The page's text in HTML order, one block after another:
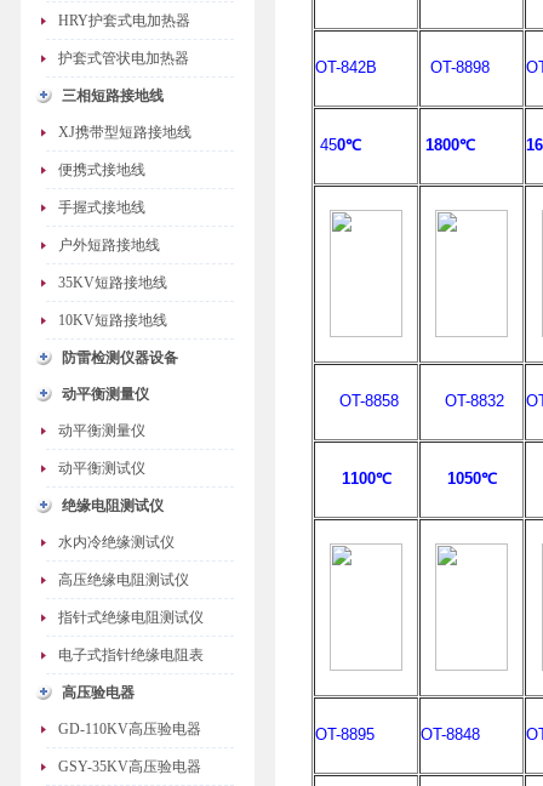
HRY护套式电加热器
护套式管状电加热器
三相短路接地线
XJ携带型短路接地线
便携式接地线
手握式接地线
户外短路接地线
35KV短路接地线
10KV短路接地线
防雷检测仪器设备
动平衡测量仪
动平衡测量仪
动平衡测试仪
绝缘电阻测试仪
水内冷绝缘测试仪
高压绝缘电阻测试仪
指针式绝缘电阻测试仪
电子式指针绝缘电阻表
高压验电器
GD-110KV高压验电器
GSY-35KV高压验电器
OT-842B OT-8898
450℃ 1800℃
OT-8858 OT-8832
1100℃ 1050℃
OT-8895 OT-8848